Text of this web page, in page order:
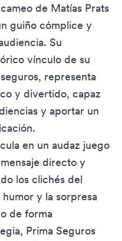
de Matías Prats
guiño cómplice y
Su
vínculo de su
representa
y divertido, capaz
y aportar un
en un audaz juego
directo y
los clichés del
y la sorpresa
de forma
Prima Seguros